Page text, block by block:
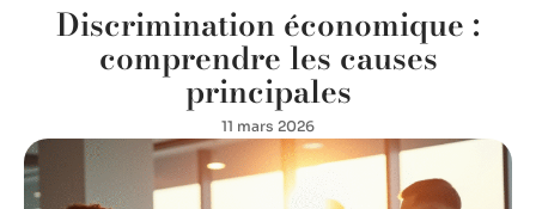
Discrimination économique :
comprendre les causes
principales
11 mars 2026